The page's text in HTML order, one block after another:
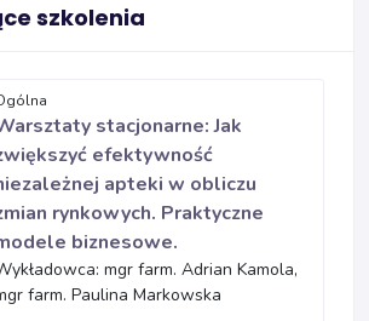
szkolenia
stacjonarne: Jak
efektywność
apteki w obliczu
rynkowych. Praktyczne
biznesowe.
mgr farm. Adrian Kamola,
farm. Paulina Markowska